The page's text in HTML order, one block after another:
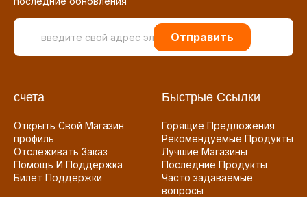
Отправить
счета
Открыть Свой Магазин
профиль
Отслеживать Заказ
Помощь И Поддержка
Билет Поддержки
Быстрые Ссылки
Горящие Предложения
Рекомендуемые Продукты
Лучшие Магазины
Последние Продукты
Часто задаваемые
вопросы